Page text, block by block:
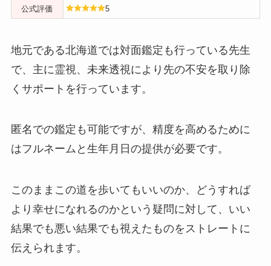
公式評価 5
地元である北海道では対面鑑定も行っている先生
で、主に霊視、未来透視により先の不安を取り除
くサポートを行っています。
匿名での鑑定も可能ですが、精度を高めるために
はフルネームと生年月日の提供が必要です。
このままこの道を歩いてもいいのか、どうすれば
より幸せになれるのかという疑問に対して、いい
結果でも悪い結果でも視えたものをストレートに
伝えられます。